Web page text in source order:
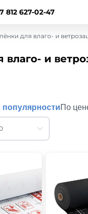
812 627-02-47
для влаго- и
влаго- и
популярностиПо